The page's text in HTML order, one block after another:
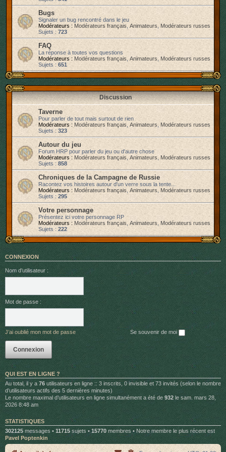
Bugs
Signaler un bug rencontré dans le jeu
Modérateurs : Modérateurs français Animateurs
Modérateurs russes
Sujets : 723
FAQ
La réponse à toutes vos questions
Modérateurs : Modérateurs français Animateurs, Modérateurs russes
Sujets : 651
Discussion
Taverne
Pour parler de tout mais surtout de rien
Modérateurs : Modérateurs français Animateurs
Modérateurs russes
Sujets : 323
Autour du jeu
Forum HRP pour parler du jeu ou d'autre chose
Modérateurs : Modérateurs français Animateurs Modérateurs russes
Sujets : 858
Chroniques de la Campagne de Russie
Racontez vos histoires autour d'un verre sous la tente...
Modérateurs : Modérateurs français Animateurs
Modérateurs russes
Sujets : 295
Votre personnage
Présentez ici votre personnage RP
Modérateurs : Modérateurs français Animateurs, Modérateurs russes
Sujets : 222
CONNEXION
Nom d’utilisateur :
Mot de passe :
J’ai oublié mon mot de passe Se souvenir de moi
QUI EST EN LIGNE ?
Au total, il y a 76 utilisateurs en ligne :: 3 inscrits, 0 invisible et 73 invités (selon le nombre
d’utilisateurs actifs des 5 dernières minutes)
Le nombre maximal d’utilisateurs en ligne simultanément a été de 932 le sam. mars 28,
2026 8:48 am
STATISTIQUES
302125 messages • 11715 sujets • 15770membres • Notre membre le plus récent est
Pavel Poptenkin